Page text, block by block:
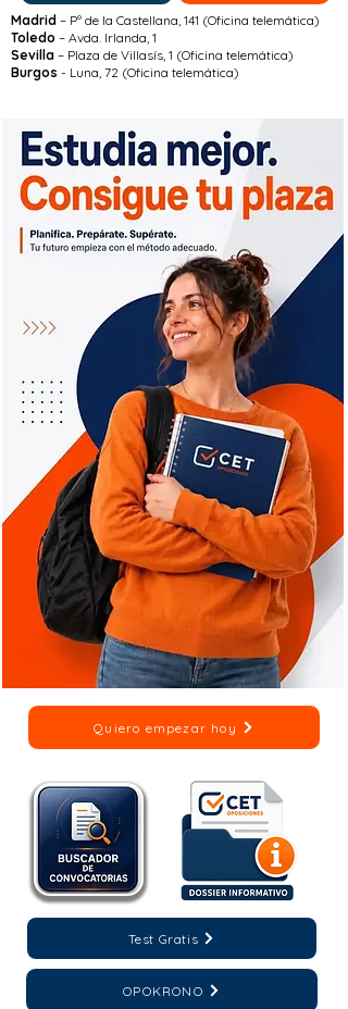
Madrid – Pº de la Castellana, 141 (Oficina telemática)
Toledo – Avda. Irlanda, 1
Sevilla – Plaza de Villasís, 1 (Oficina telemática)
Burgos - Luna, 72 (Oficina telemática)
Quiero empezar hoy
Test Gratis
OPOKRONO